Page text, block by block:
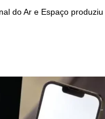
do Ar e Espaço produziu